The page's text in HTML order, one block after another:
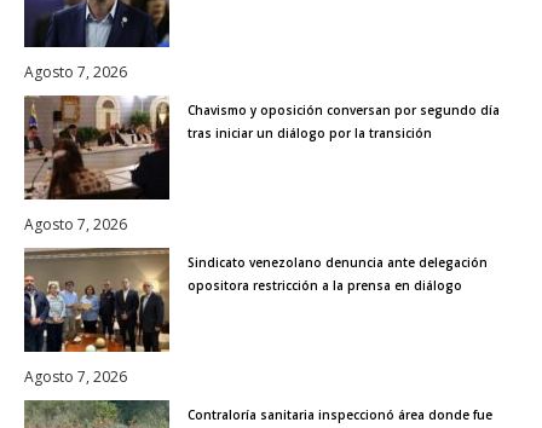
Agosto 7, 2026
Chavismo y oposición conversan por segundo día
tras iniciar un diálogo por la transición
Agosto 7, 2026
Sindicato venezolano denuncia ante delegación
opositora restricción a la prensa en diálogo
Agosto 7, 2026
Contraloría sanitaria inspeccionó área donde fue